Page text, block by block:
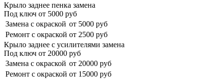
Крыло заднее пенка замена
Под ключ от 5000 руб
Замена с окраской от 5000 руб
Ремонт с окраской от 2500 руб
Крыло заднее с усилителями замена
Под ключ от 20000 руб
Замена с окраской от 20000 руб
Ремонт с окраской от 15000 руб